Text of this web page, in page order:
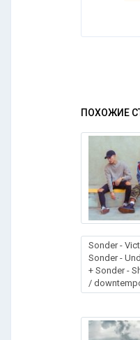
ПОХОЖИЕ
Sonder -
Sonder -
+ Sonder -
/